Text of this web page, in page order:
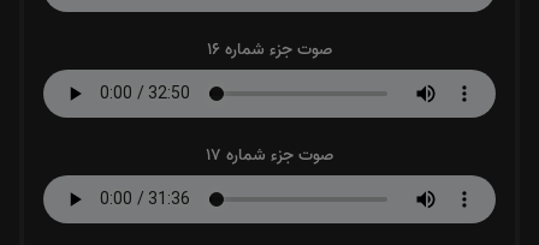
صوت جزء شماره 16
صوت جزء شماره 17